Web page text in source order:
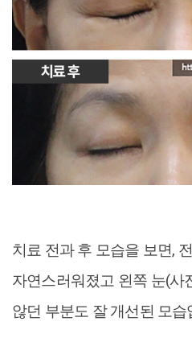
치료 전과 후 모습을 보면,
자연스러워졌고 왼쪽 눈(사
않던 부분도 잘 개선된 모습